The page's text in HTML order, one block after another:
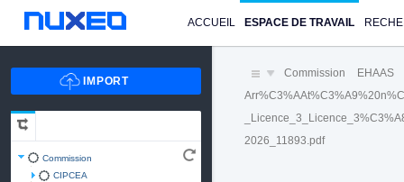
ACCUEIL ESPACE DE TRAVAIL
Commission
CIPCEA
Commission EHAAS
2026_11893.pdf